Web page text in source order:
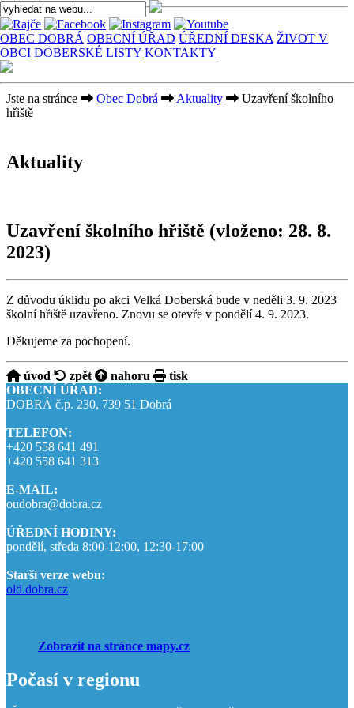
OBEC DOBRÁ OBECNÍ ÚŘAD ÚŘEDNÍ DESKA ŽIVOT V
OBCI DOBERSKÉ LISTY KONTAKTY
Jste na stránce Obec Dobrá Aktuality
Uzavření školního
hřiště
Aktuality
Uzavření školního hřiště (vloženo: 28. 8.
2023)
Z důvodu úklidu po akci Velká Doberská bude v neděli 3. 9. 2023
školní hřiště uzavřeno. Znovu se otevře v pondělí 4. 9. 2023.
Děkujeme za pochopení.
úvod zpět nahoru
tisk
OBECNÍ ÚŘAD:
DOBRÁ č.p. 230, 739 51 Dobrá
TELEFON:
+420 558 641 491
+420 558 641 313
E-MAIL:
oudobra@dobra.cz
ÚŘEDNÍ HODINY:
pondělí, středa 8:00-12:00, 12:30-17:00
Starší verze webu:
old.dobra.cz
Zobrazit na stránce mapy.cz
Počasí v regionu